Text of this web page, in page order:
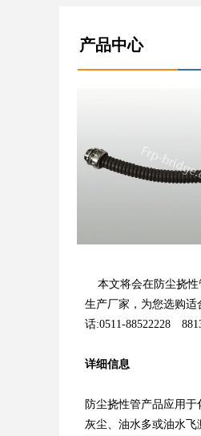
产品中心
本文将会在防尘挠性
生产厂家，为您选购
话:0511-88522228
详细信息
防尘挠性管产品应用
灰尘、油水多或油水飞